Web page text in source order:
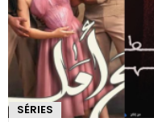
SÉRIES